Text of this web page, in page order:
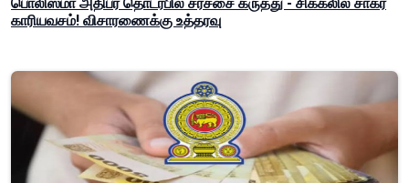
காரியவசம்! விசாரணைக்கு உத்தரவு